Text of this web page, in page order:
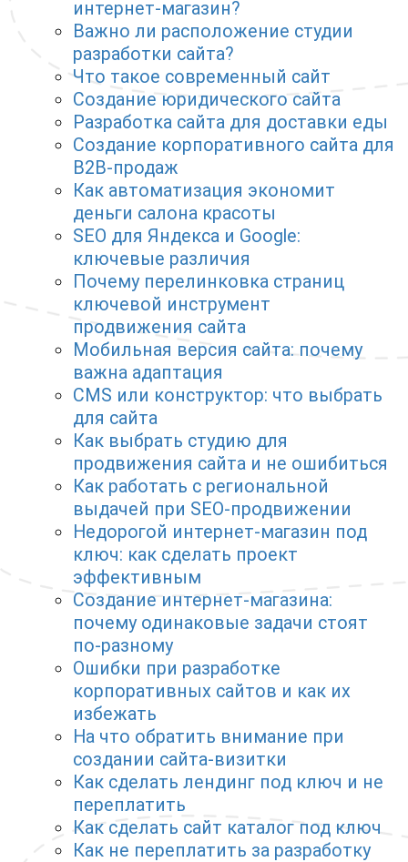
интернет-магазин?
Важно ли расположение студии
разработки сайта?
Что такое современный сайт
Создание юридического сайта
Разработка сайта для доставки еды
Создание корпоративного сайта для
B2B-продаж
Как автоматизация экономит
деньги салона красоты
SEO для Яндекса и Google:
ключевые различия
Почему перелинковка страниц
ключевой инструмент
продвижения сайта
Мобильная версия сайта: почему
важна адаптация
CMS или конструктор: что выбрать
для сайта
Как выбрать студию для
продвижения сайта и не ошибиться
Как работать с региональной
выдачей при SEO-продвижении
Недорогой интернет-магазин под
ключ: как сделать проект
эффективным
Создание интернет-магазина:
почему одинаковые задачи стоят
по-разному
Ошибки при разработке
корпоративных сайтов и как их
избежать
На что обратить внимание при
создании сайта-визитки
Как сделать лендинг под ключ и не
переплатить
Как сделать сайт каталог под ключ
Как не переплатить за разработку